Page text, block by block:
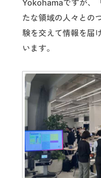
Yokohamaですが、
たな領域の人々との
験を交えて情報を届
います。